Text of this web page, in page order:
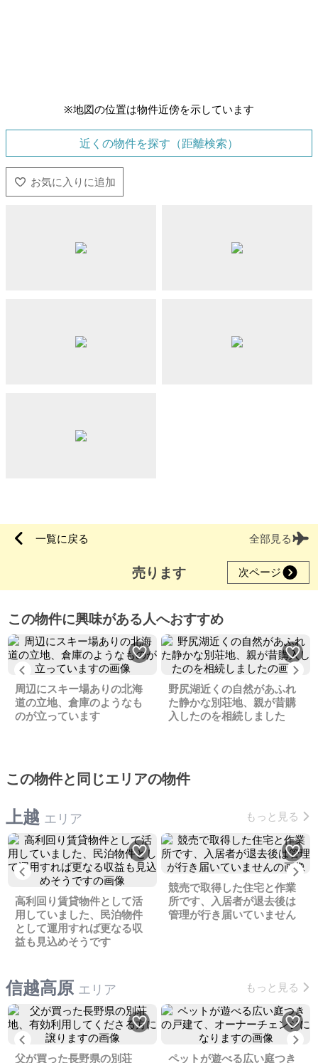
※地図の位置は物件近傍を示しています
近くの物件を探す（距離検索）
一覧に戻る 全部見る
売ります 次ページ
この物件に興味がある人へおすすめ
Previous
周辺にスキー場ありの北海
道の立地、倉庫のようなも
のが立っています
野尻湖近くの自然があふれ
た静かな別荘地、親が昔購
入したのを相続しました
この物件と同じエリアの物件
上越 エリア もっと見る
Previous
高利回り賃貸物件として活
用していました、民泊物件
として運用すれば更なる収
益も見込めそうです
競売で取得した住宅と作業
所です、入居者が退去後は
管理が行き届いていません
信越高原 エリア もっと見る
Previous
父が買った長野県の別荘
ペットが遊べる広い庭つき